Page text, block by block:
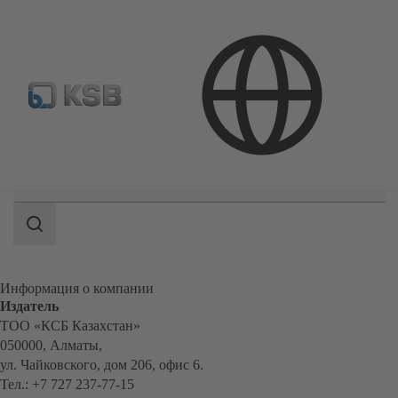
Где купить?
Область
Информация о компании
Издатель
ТОО «КСБ Казахстан»
050000, Алматы,
ул. Чайковского, дом 206, офис 6.
Тел.: +7 727 237-77-15